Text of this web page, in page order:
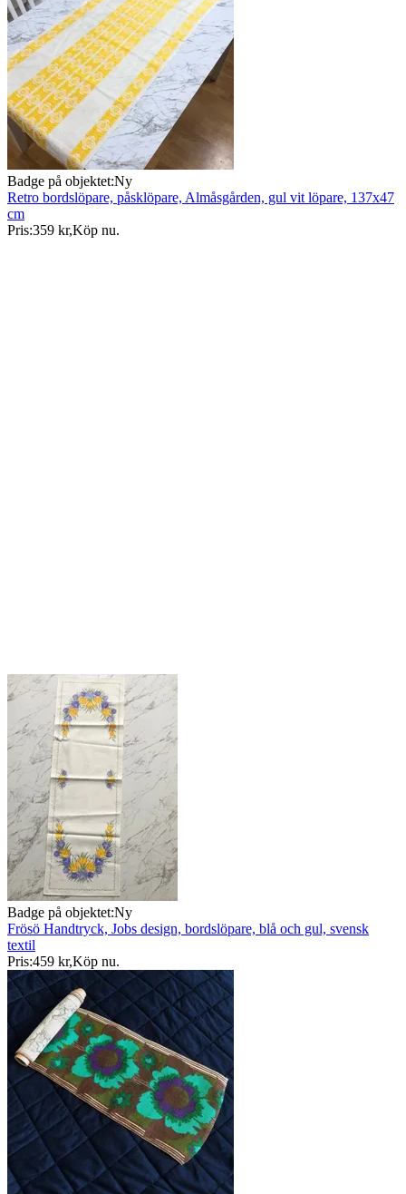
Badge på objektet:Ny
Retro bordslöpare, påsklöpare, Almåsgården, gul vit löpare, 137x47
cm
Pris:359 kr,Köp nu.
Badge på objektet:Ny
Frösö Handtryck, Jobs design, bordslöpare, blå och gul, svensk
textil
Pris:459 kr,Köp nu.